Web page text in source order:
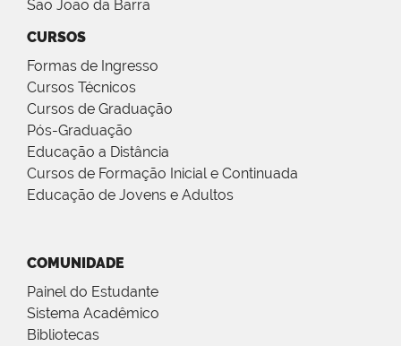
São João da Barra
CURSOS
Formas de Ingresso
Cursos Técnicos
Cursos de Graduação
Pós-Graduação
Educação a Distância
Cursos de Formação Inicial e Continuada
Educação de Jovens e Adultos
COMUNIDADE
Painel do Estudante
Sistema Acadêmico
Bibliotecas